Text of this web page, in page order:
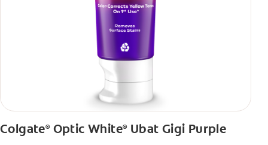
Colgate®Optic White®Ubat Gigi Purple